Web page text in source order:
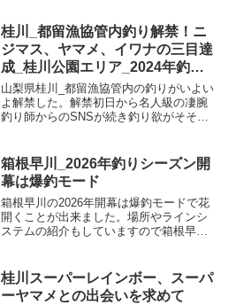
規開拓に臨むというプラン。お気に入り
の瀬の際垂みでヒット！最初のヒットは
47cmのギンピカヒレピンの綺麗なニジマ
スでしたぁ(^^)/
桂川_都留漁協管内釣り解禁！ニ
ジマス、ヤマメ、イワナの三目達
成_桂川公園エリア_2024年釣行
記vol.7
山梨県桂川_都留漁協管内の釣りがいよい
よ解禁した。解禁初日から名人級の凄腕
釣り師からのSNSが続き釣り欲がそそら
た。現地までの道中。雪を被った富士山
は格別に美しい
箱根早川_2026年釣りシーズン開
幕は爆釣モード
箱根早川の2026年開幕は爆釣モードで花
開くことが出来ました。場所やラインシ
ステムの紹介もしていますので箱根早川
桂川スーパーレインボー、スーパ
ーヤマメとの出会いを求めて